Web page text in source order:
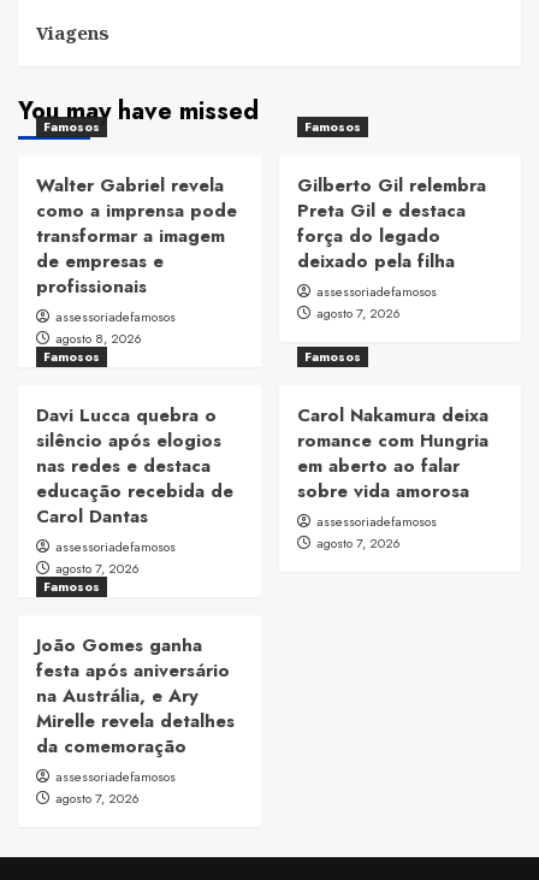
Viagens
You may have missed
Famosos
Walter Gabriel revela
como a imprensa pode
transformar a imagem
de empresas e
profissionais
assessoriadefamosos
agosto 8, 2026
Famosos
Gilberto Gil relembra
Preta Gil e destaca
força do legado
deixado pela filha
assessoriadefamosos
agosto 7, 2026
Famosos
Davi Lucca quebra o
silêncio após elogios
nas redes e destaca
educação recebida de
Carol Dantas
assessoriadefamosos
agosto 7, 2026
Famosos
Carol Nakamura deixa
romance com Hungria
em aberto ao falar
sobre vida amorosa
assessoriadefamosos
agosto 7, 2026
Famosos
João Gomes ganha
festa após aniversário
na Austrália, e Ary
Mirelle revela detalhes
da comemoração
assessoriadefamosos
agosto 7, 2026